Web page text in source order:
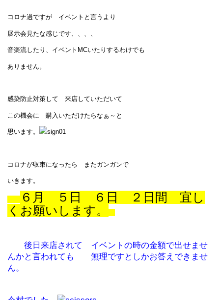
コロナ過ですが イベントと言うより
展示会見たな感じです、、、、
音楽流したり、イベントMCいたりするわけでも
ありません。
感染防止対策して 来店していただいて
この機会に 購入いただけたらなぁ～と
思います。
コロナが収束になったら またガンガンで
いきます。
６月 ５日 ６日 ２日間 宜し
くお願いします。
後日来店されて イベントの時の金額で出せませ
んかと言われても 無理ですとしかお答えできませ
ん。